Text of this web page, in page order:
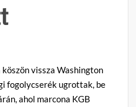
vissza Washington
fogolycserék ugrottak, be
ahol marcona KGB